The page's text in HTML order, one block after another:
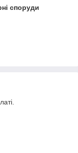
споруди